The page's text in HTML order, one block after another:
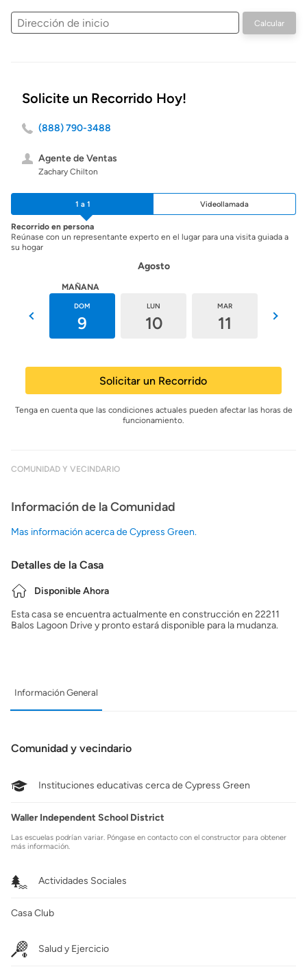
Dirección
de
Calcular
Solicite un Recorrido Hoy!
(888) 790-3488
Agente de Ventas
Zachary Chilton
1 a 1 Videollamada
Recorrido en persona
Reúnase con un representante experto en el lugar para una visita guiada a
su hogar
Agosto
MAÑANA
DOM
9
LUN
10
MAR
11
Solicitar un Recorrido
Tenga en cuenta que las condiciones actuales pueden afectar las horas de
funcionamiento.
COMUNIDAD Y VECINDARIO
Información de la Comunidad
Mas información acerca de Cypress Green.
Detalles de la Casa
Disponible Ahora
Esta casa se encuentra actualmente en construcción en 22211
Balos Lagoon Drive y pronto estará disponible para la mudanza.
Información General
Comunidad y vecindario
Instituciones educativas cerca de Cypress Green
Waller Independent School District
Las escuelas podrían variar. Póngase en contacto con el constructor para obtener
más información.
Actividades Sociales
Casa Club
Salud y Ejercicio